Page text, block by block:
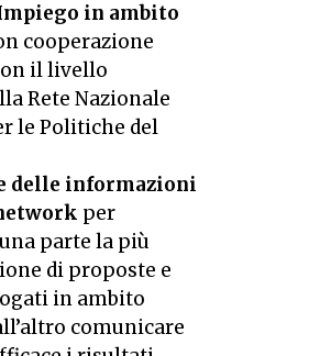
in ambito
cooperazione
il livello
Rete Nazionale
le Politiche del
delle informazioni
per
parte la più
di proposte e
in ambito
comunicare